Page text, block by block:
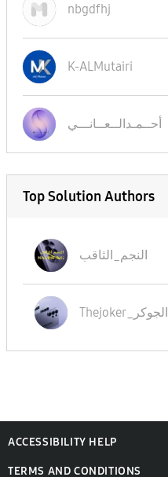
nbgdfhj
K-ALMutairi
أحــمـدالــعــانـــي
Top Solution Authors
النجم_الثاقب
Thejoker_الجوكر
ACCESSIBILITY HELP
TERMS AND CONDITIONS